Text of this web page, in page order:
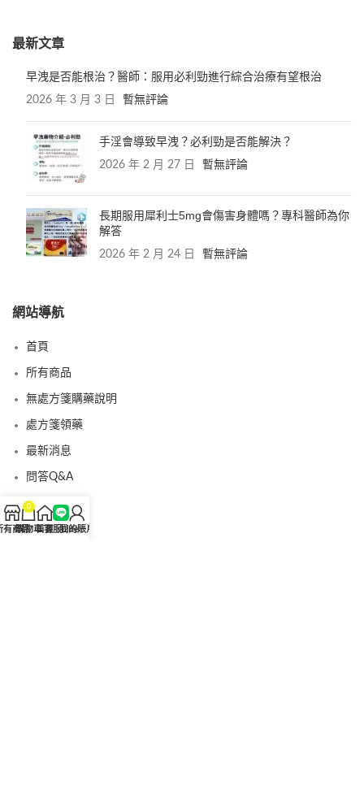
最新文章
早洩是否能根治？醫師：服用必利勁進行綜合治療有望根治
2026 年 3 月 3 日 暫無評論
手淫會導致早洩？必利勁是否能解決？
2026 年 2 月 27 日 暫無評論
長期服用犀利士5mg會傷害身體嗎？專科醫師為你
解答
2026 年 2 月 24 日 暫無評論
網站導航
首頁
所有商品
無處方箋購藥說明
處方箋領藥
最新消息
問答Q&A
認識我們
聯絡我們
有商品
0
購物車首頁客服Line
我的賬戶